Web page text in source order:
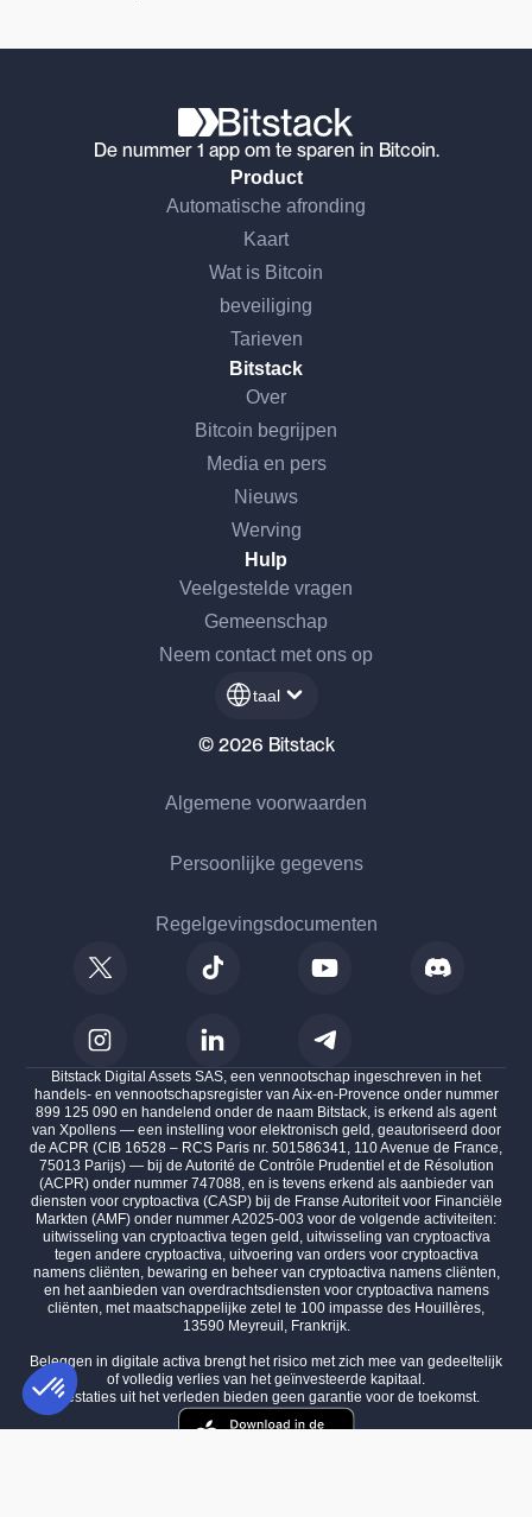
De nummer 1 app om te sparen in Bitcoin.
Product
Automatische afronding
Kaart
Wat is Bitcoin
beveiliging
Tarieven
Bitstack
Over
Bitcoin begrijpen
Media en pers
Nieuws
Werving
Hulp
Veelgestelde vragen
Gemeenschap
Neem contact met ons op
taal
© 2026 Bitstack
Algemene voorwaarden
Persoonlijke gegevens
Regelgevingsdocumenten
Bitstack Digital Assets SAS, een vennootschap ingeschreven in het
handels- en vennootschapsregister van Aix-en-Provence onder nummer
899 125 090 en handelend onder de naam Bitstack, is erkend als agent
van Xpollens — een instelling voor elektronisch geld, geautoriseerd door
de ACPR (CIB 16528 – RCS Paris nr. 501586341, 110 Avenue de France,
75013 Parijs) — bij de Autorité de Contrôle Prudentiel et de Résolution
(ACPR) onder nummer 747088, en is tevens erkend als aanbieder van
diensten voor cryptoactiva (CASP) bij de Franse Autoriteit voor Financiële
Markten (AMF) onder nummer A2025-003 voor de volgende activiteiten:
uitwisseling van cryptoactiva tegen geld, uitwisseling van cryptoactiva
tegen andere cryptoactiva, uitvoering van orders voor cryptoactiva
namens cliënten, bewaring en beheer van cryptoactiva namens cliënten,
en het aanbieden van overdrachtsdiensten voor cryptoactiva namens
cliënten, met maatschappelijke zetel te 100 impasse des Houillères,
13590 Meyreuil, Frankrijk.
Beleggen in digitale activa brengt het risico met zich mee van gedeeltelijk
of volledig verlies van het geïnvesteerde kapitaal.
Prestaties uit het verleden bieden geen garantie voor de toekomst.